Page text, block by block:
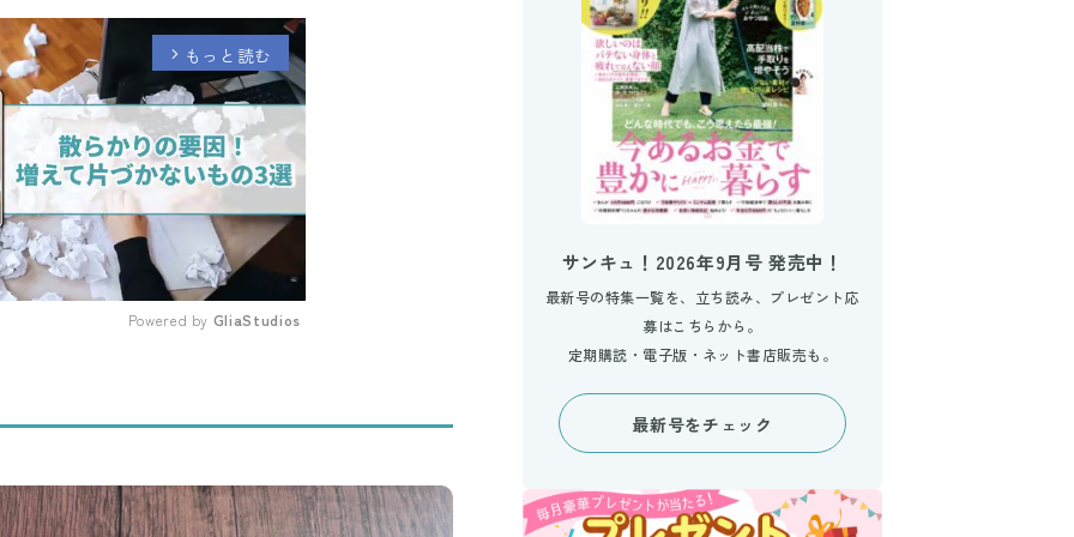
arrow_forward_ios もっと読む
Powered by GliaStudios
サンキュ！2026年9月号 発売中！
最新号の特集一覧を、立ち読み、プレゼント応
募はこちらから。
定期購読・電子版・ネット書店販売も。
最新号をチェック